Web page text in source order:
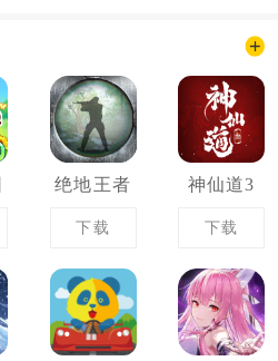
绝地王者
下载
神仙道3
下载